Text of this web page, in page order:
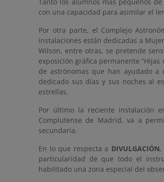
Tanto los alumnos más pequeños
con una capacidad para asimilar el
Por otra parte, el Complejo
instalaciones están dedicadas a
Wilson, entre otras, se pretende
exposición gráfica permanente
de astrónomas que han ayudado
dedicado sus días y sus noches al
estrellas.
Por último la reciente instalación
Complutense de Madrid, va a
secundaria.
En lo que respecta a DIVULGACIÓN,
particularidad de que todo el
habilitado una zona especial del